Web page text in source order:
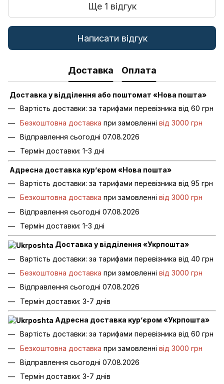
Ще 1 відгук
Написати відгук
Доставка Оплата
Доставка у відділення або поштомат «Нова пошта»
Вартість доставки: за тарифами перевізника від 60 грн
Безкоштовна доставка при замовленні від 3000 грн
Відправлення сьогодні 07.08.2026
Термін доставки: 1-3 дні
Адресна доставка кур’єром «Нова пошта»
Вартість доставки: за тарифами перевізника від 95 грн
Безкоштовна доставка при замовленні від 3000 грн
Відправлення сьогодні 07.08.2026
Термін доставки: 1-3 дні
Доставка у відділення «Укрпошта»
Вартість доставки: за тарифами перевізника від 40 грн
Безкоштовна доставка при замовленні від 3000 грн
Відправлення сьогодні 07.08.2026
Термін доставки: 3-7 днів
Адресна доставка кур’єром «Укрпошта»
Вартість доставки: за тарифами перевізника від 60 грн
Безкоштовна доставка при замовленні від 3000 грн
Відправлення сьогодні 07.08.2026
Термін доставки: 3-7 днів